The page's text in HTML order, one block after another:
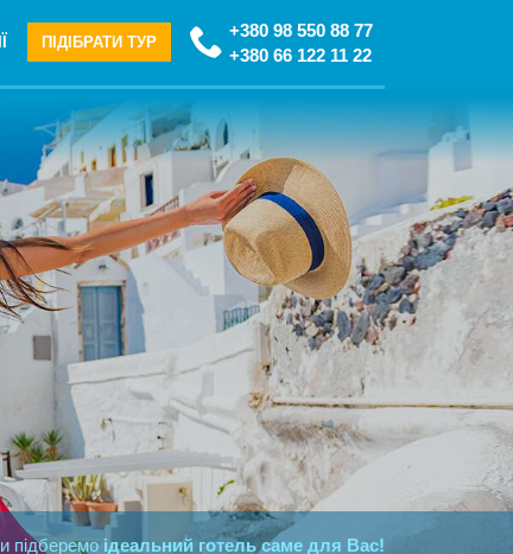
+380 98 550 88 77
+380 66 122 11 22
ПІДІБРАТИ ТУР
підберемоідеальний готель саме для Вас!